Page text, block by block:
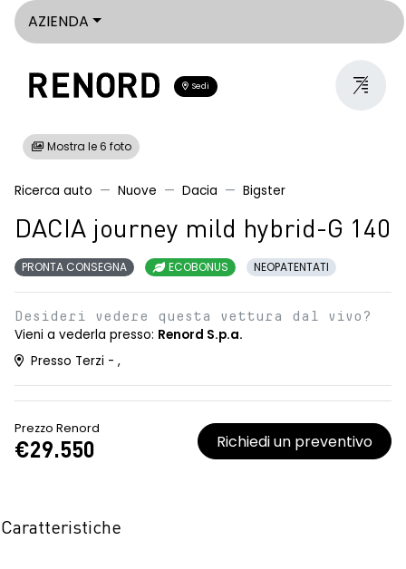
AZIENDA
Sedi
Mostra le 6 foto
Ricerca auto Nuove Dacia Bigster
DACIA journey mild hybrid-G 140
PRONTA CONSEGNA ECOBONUS NEOPATENTATI
Desideri vedere questa vettura dal vivo?
Vieni a vederla presso: Renord S.p.a.
Presso Terzi - ,
Prezzo Renord
€29.550 Richiedi un preventivo
Caratteristiche